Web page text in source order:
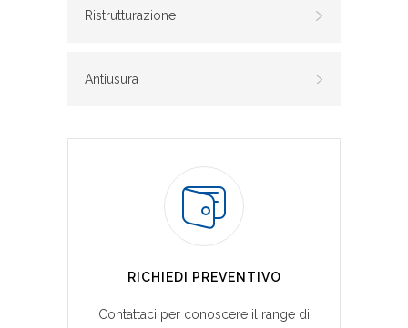
Ristrutturazione
Antiusura
RICHIEDI PREVENTIVO
Contattaci per conoscere il range di